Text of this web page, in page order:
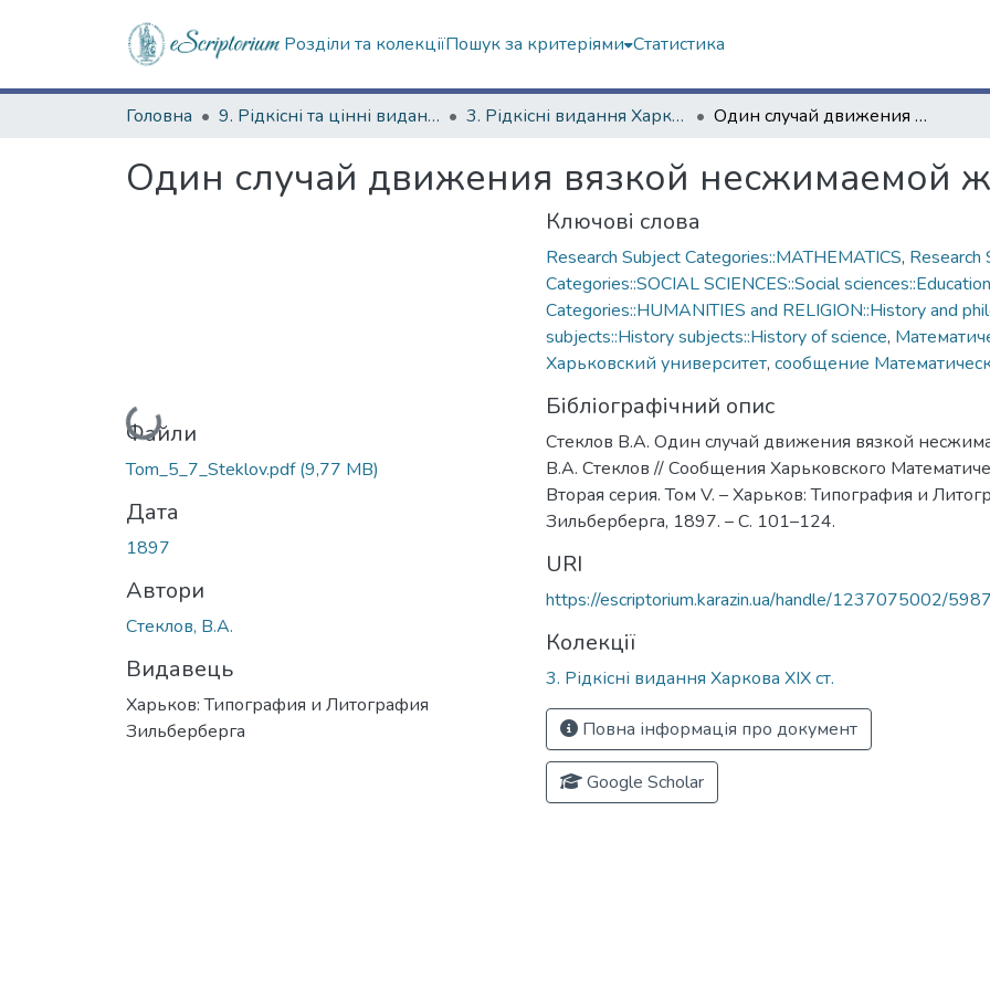
Розділи та колекціїПошук за критеріями Статистика
Головна 9. Рідкісні та цінні видання 3. Рідкісні видання Харкова ХІХ ст. Один случай движения вязкой несжимаемой жидкости
Один случай движения вязкой несжимаемой
Вантажиться...
Файли
Tom_5_7_Steklov.pdf(9,77 MB)
Дата
1897
Автори
Стеклов, В.А.
Видавець
Харьков: Типография и Литография
Зильберберга
Ключові слова
Research Subject Categories::MATHEMATICS, Research
Categories::SOCIAL SCIENCES::Social sciences::Education
Categories::HUMANITIES and RELIGION::History and
subjects::History subjects::History of science,
Харьковский университет, сообщение
Бібліографічний опис
Стеклов В.А. Один случай движения вязкой
В.А. Стеклов // Сообщения Харьковского
Вторая серия. Том V. – Харьков: Типография и
Зильберберга, 1897. – С. 101–124.
URI
https://escriptorium.karazin.ua/handle/1237075002/5987
Колекції
3. Рідкісні видання Харкова ХІХ ст.
Повна інформація про документ
Google Scholar